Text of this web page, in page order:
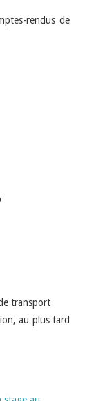
rendus de
transport
au plus tard